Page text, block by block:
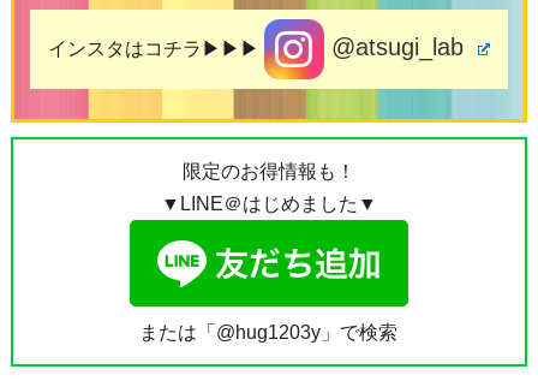
インスタはコチラ▶▶▶ @atsugi_lab
限定のお得情報も！
▼LINE＠はじめました▼
または「@hug1203y」で検索